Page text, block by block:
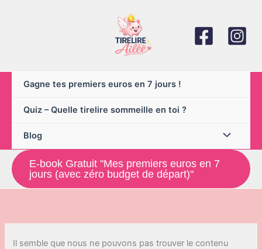
Gagne tes premiers euros en 7 jours !
Quiz – Quelle tirelire sommeille en toi ?
Blog
E-book Gratuit "Mes premiers euros en 7
jours (avec zéro budget de départ)"
Il semble que nous ne pouvons pas trouver le contenu